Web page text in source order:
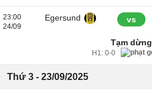
23:00
24/09
Egersund vs
Tạm dừng
H1:0-0
Thứ 3 - 23/09/2025